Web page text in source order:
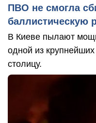
ПВО не смогла
баллистическую
В Киеве пылают
одной из
столицу.